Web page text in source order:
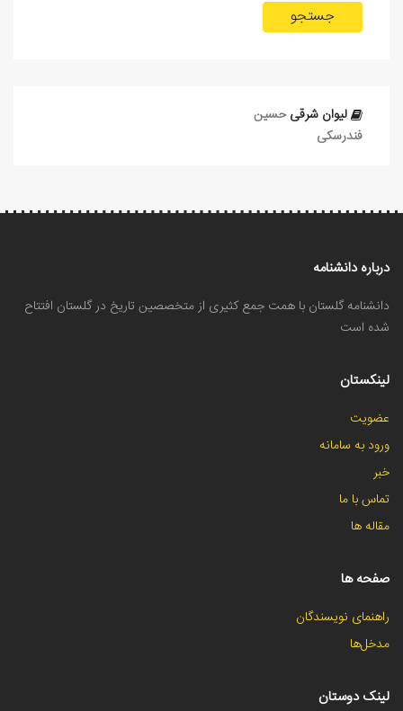
جستجو
لیوان‌ شرقی حسین
فندرسکی
درباره دانشنامه
دانشنامه گلستان با همت جمع کثیری از متخصصین تاریخ در گلستان افتتاح
شده است
لینکستان
عضویت
ورود به سامانه
خبر
تماس با ما
مقاله ها
صفحه ها
راهنمای نویسندگان
مدخل‌ها
لینک دوستان